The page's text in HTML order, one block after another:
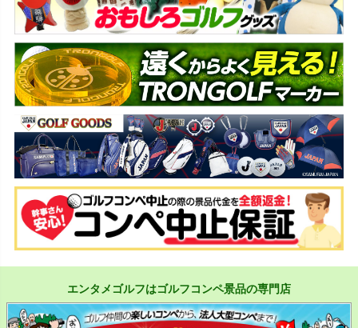
エンタメゴルフはゴルフコンペ景品の専門店